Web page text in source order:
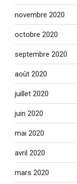
novembre 2020
octobre 2020
septembre 2020
août 2020
juillet 2020
juin 2020
mai 2020
avril 2020
mars 2020